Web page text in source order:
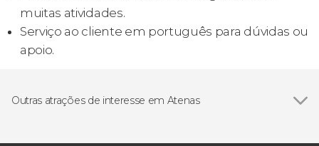
muitas atividades.
Serviço ao cliente em português para dúvidas ou
apoio.
Outras atrações de interesse em Atenas